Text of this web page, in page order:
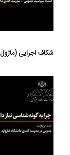
شکاف اجرایی (ماژول ۲- بخش ۵)